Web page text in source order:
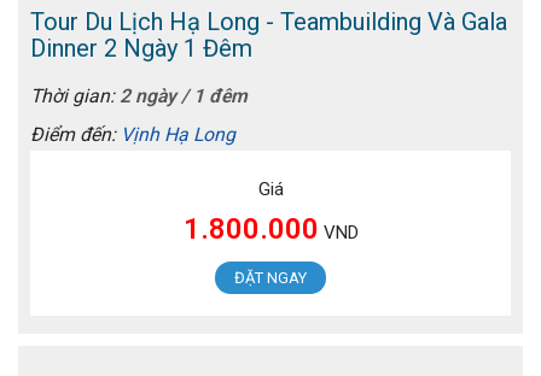
Tour Du Lịch Hạ Long - Teambuilding Và Gala
Dinner 2 Ngày 1 Đêm
Thời gian: 2 ngày / 1 đêm
Điểm đến: Vịnh Hạ Long
Giá
1.800.000 VND
ĐẶT NGAY